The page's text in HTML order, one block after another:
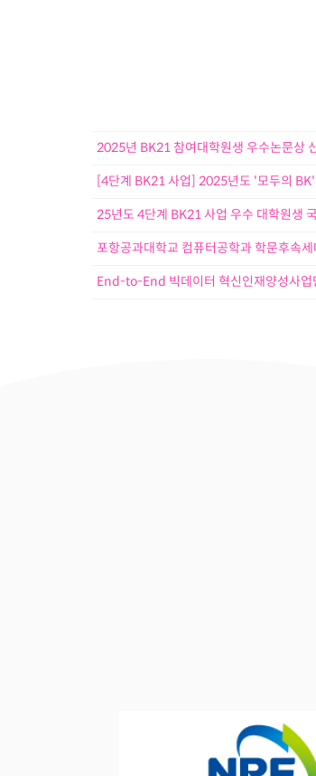
2025년 BK21 참여대학원생 우수논문상
[4단계 BK21 사업] 2025년도 '모두의
25년도 4단계 BK21 사업 우수 대학원생
포항공과대학교 컴퓨터공학과 학문후속
End-to-End 빅데이터 혁신인재양성사업